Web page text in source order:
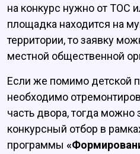
на конкурс нужно от ТОС
площадка находится на
территории, то заявку
местной общественной
Если же помимо детской
необходимо
часть двора, тогда можно
конкурсный отбор в
программы